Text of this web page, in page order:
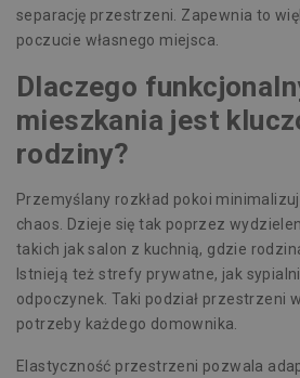
separację przestrzeni. Zapewnia to
poczucie własnego miejsca.
Dlaczego
mieszkania jest
rodziny?
Przemyślany rozkład pokoi
chaos. Dzieje się tak poprzez
takich jak salon z kuchnią, gdzie
Istnieją też strefy prywatne, jak
odpoczynek. Taki podział przestrzeni
potrzeby każdego domownika.
Elastyczność przestrzeni pozwala